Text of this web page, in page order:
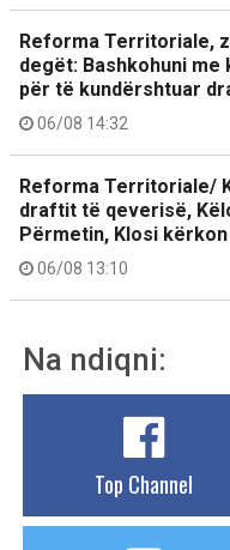
Reforma Territoriale,
degët: Bashkohuni
për të kundërshtuar
06/08 14:32
Reforma Territoriale/
draftit të qeverisë,
Përmetin, Klosi
06/08 13:10
Na ndiqni:
Top Channel